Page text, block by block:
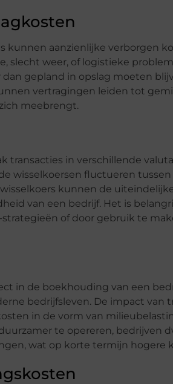
kunnen aanzienlijke verborgen
slecht weer, of logistieke
gepland in opslag moeten
vertragingen leiden tot
meebrengt.
transacties in verschillende
wisselkoersen fluctueren
kunnen de
van een bedrijf. Het is
of door gebruik te
in de boekhouding van een
bedrijfsleven. De impact van
in de vorm van
te opereren, bedrijven
wat op korte termijn hogere